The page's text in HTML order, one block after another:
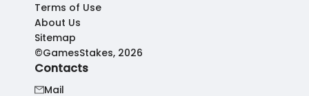
Terms of Use
About Us
Sitemap
©GamesStakes, 2026
Contacts
Mail